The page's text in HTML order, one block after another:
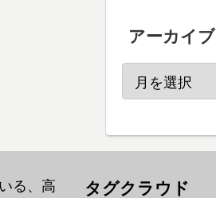
アーカイブ
る、高
タグクラウド